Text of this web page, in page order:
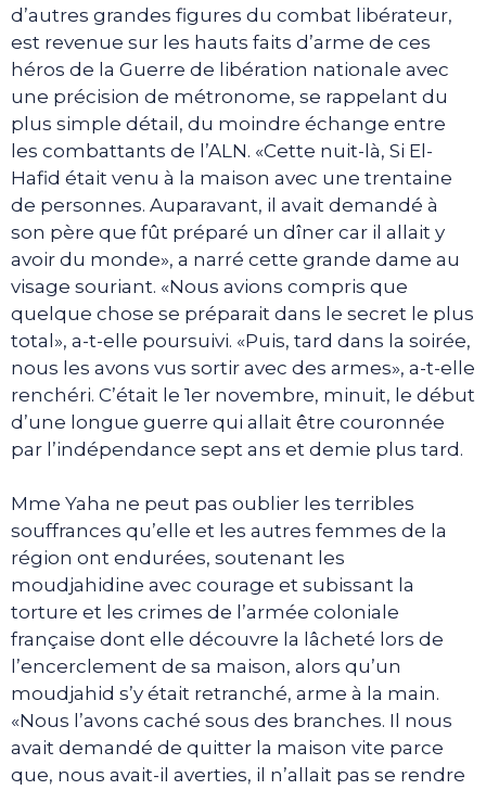
d’autres grandes figures du combat libérateur,
est revenue sur les hauts faits d’arme de ces
héros de la Guerre de libération nationale avec
une précision de métronome, se rappelant du
plus simple détail, du moindre échange entre
les combattants de l’ALN. «Cette nuit-là, Si El-
Hafid était venu à la maison avec une trentaine
de personnes. Auparavant, il avait demandé à
son père que fût préparé un dîner car il allait y
avoir du monde», a narré cette grande dame au
visage souriant. «Nous avions compris que
quelque chose se préparait dans le secret le plus
total», a-t-elle poursuivi. «Puis, tard dans la soirée,
nous les avons vus sortir avec des armes», a-t-elle
renchéri. C’était le 1er novembre, minuit, le début
d’une longue guerre qui allait être couronnée
par l’indépendance sept ans et demie plus tard.
Mme Yaha ne peut pas oublier les terribles
souffrances qu’elle et les autres femmes de la
région ont endurées, soutenant les
moudjahidine avec courage et subissant la
torture et les crimes de l’armée coloniale
française dont elle découvre la lâcheté lors de
l’encerclement de sa maison, alors qu’un
moudjahid s’y était retranché, arme à la main.
«Nous l’avons caché sous des branches. Il nous
avait demandé de quitter la maison vite parce
que, nous avait-il averties, il n’allait pas se rendre